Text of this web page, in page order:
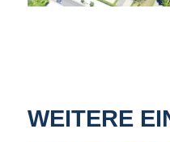
WEITERE